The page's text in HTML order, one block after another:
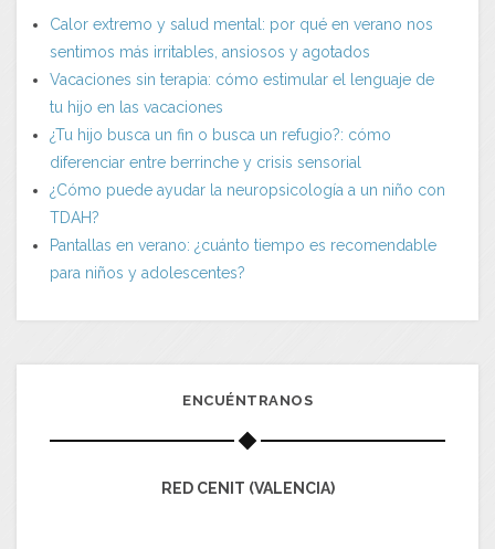
Calor extremo y salud mental: por qué en verano nos
sentimos más irritables, ansiosos y agotados
Vacaciones sin terapia: cómo estimular el lenguaje de
tu hijo en las vacaciones
¿Tu hijo busca un fin o busca un refugio?: cómo
diferenciar entre berrinche y crisis sensorial
¿Cómo puede ayudar la neuropsicología a un niño con
TDAH?
Pantallas en verano: ¿cuánto tiempo es recomendable
para niños y adolescentes?
ENCUÉNTRANOS
RED CENIT (VALENCIA)